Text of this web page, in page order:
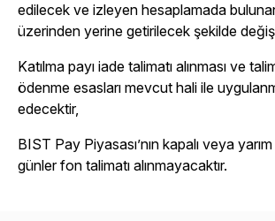
edilecek ve izleyen hesaplamada
üzerinden yerine getirilecek şekilde
Katılma payı iade talimatı alınması ve
ödenme esasları mevcut hali ile
edecektir,
BIST Pay Piyasası’nın kapalı veya
günler fon talimatı alınmayacaktır.